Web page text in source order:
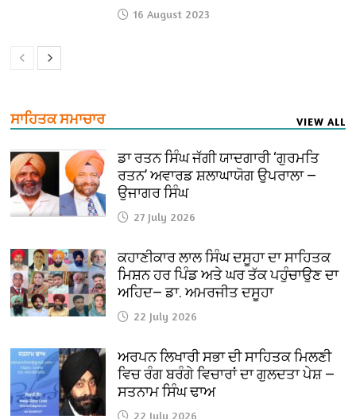
16 August 2023
ਸਾਹਿਤਕ ਸਮਾਚਾਰ VIEW ALL
ਡਾ ਰਤਨ ਸਿੰਘ ਜੱਗੀ ਯਾਦਗਾਰੀ ‘ਗੁਰਮਤਿ
ਰਤਨ’ ਅਵਾਰਡ ਸ਼ਲਾਘਾਯੋਗ ਉਪਰਾਲਾ —
ਉਜਾਗਰ ਸਿੰਘ
27 July 2026
ਕਹਾਣੀਕਾਰ ਲਾਲ ਸਿੰਘ ਦਸੂਹਾ ਦਾ ਸਾਹਿਤਕ
ਮਿਸ਼ਨ ਹਰ ਪਿੰਡ ਅਤੇ ਘਰ ਤੱਕ ਪਹੁੰਚਾਉਣ ਦਾ
ਅਹਿਦ— ਡਾ. ਅਮਰਜੀਤ ਦਸੂਹਾ
22 July 2026
ਅਰਪਨ ਲਿਖਾਰੀ ਸਭਾ ਦੀ ਸਾਹਿਤਕ ਮਿਲਣੀ
ਵਿਚ ਰੰਗ ਬਰੰਗੇ ਵਿਚਾਰਾਂ ਦਾ ਗੁਲਦਤਾ ਪੇਸ਼ —
ਸਤਨਾਮ ਸਿੰਘ ਢਾਅ
22 July 2026